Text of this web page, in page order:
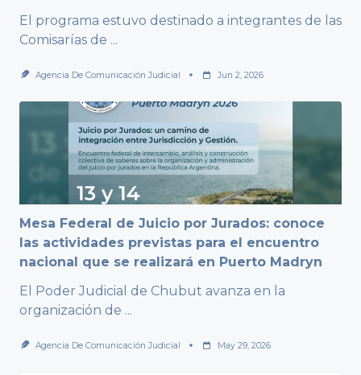
El programa estuvo destinado a integrantes de las
Comisarías de ...
Agencia De Comunicación Judicial Jun 2, 2026
Mesa Federal de Juicio por Jurados: conoce
las actividades previstas para el encuentro
nacional que se realizará en Puerto Madryn
El Poder Judicial de Chubut avanza en la
organización de ...
Agencia De Comunicación Judicial May 29, 2026